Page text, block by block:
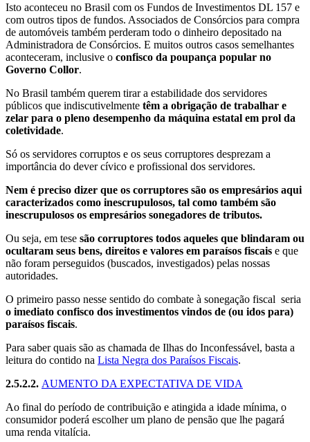
Isto aconteceu no Brasil com os Fundos de Investimentos DL 157 e
com outros tipos de fundos. Associados de Consórcios para compra
de automóveis também perderam todo o dinheiro depositado na
Administradora de Consórcios. E muitos outros casos semelhantes
aconteceram, inclusive o confisco da poupança popular no
Governo Collor.
No Brasil também querem tirar a estabilidade dos servidores
públicos que indiscutivelmente têm a obrigação de trabalhar e
zelar para o pleno desempenho da máquina estatal em prol da
coletividade.
Só os servidores corruptos e os seus corruptores desprezam a
importância do dever cívico e profissional dos servidores.
Nem é preciso dizer que os corruptores são os empresários aqui
caracterizados como inescrupulosos, tal como também são
inescrupulosos os empresários sonegadores de tributos.
Ou seja, em tese são corruptores todos aqueles que blindaram ou
ocultaram seus bens, direitos e valores em paraísos fiscais e que
não foram perseguidos (buscados, investigados) pelas nossas
autoridades.
O primeiro passo nesse sentido do combate à sonegação fiscal seria
o imediato confisco dos investimentos vindos de (ou idos para)
paraísos fiscais.
Para saber quais são as chamada de Ilhas do Inconfessável, basta a
leitura do contido na Lista Negra dos Paraísos Fiscais.
2.5.2.2. AUMENTO DA EXPECTATIVA DE VIDA
Ao final do período de contribuição e atingida a idade mínima, o
consumidor poderá escolher um plano de pensão que lhe pagará
uma renda vitalícia.